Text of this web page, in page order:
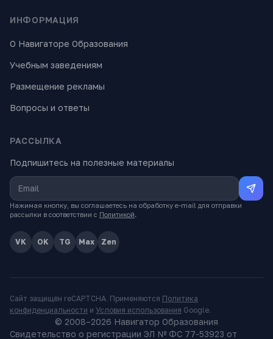
ИНФОРМАЦИЯ
О Навигаторе Образования
Учебным заведениям
Размещение рекламы
Вопросы и ответы
РАССЫЛКА
Подпишитесь на полезные материалы
Нажимая кнопку, вы соглашаетесь на обработку e-mail для отправки
рассылки в соответствии с Политикой.
VK OK TG Max Zen
Сайт защищён reCAPTCHA. Применяются Политика
конфиденциальности и Условия использования Google.
© 2008–2026 Навигатор Образования
Свидетельство о регистрации ЭЛ № ФС 77-53923 от